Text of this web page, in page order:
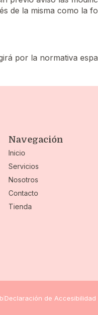
de la misma como la
por la normativa
Navegación
Inicio
Servicios
Nosotros
Contacto
Tienda
Declaración de Accesibilidad